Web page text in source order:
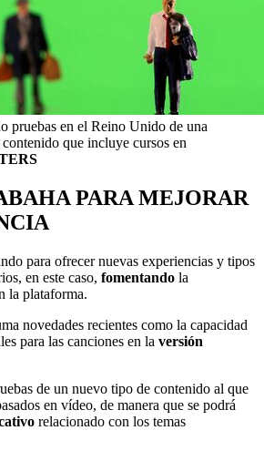
pruebas en el Reino Unido de una
que incluye cursos en
PARA MEJORAR
para ofrecer nuevas experiencias y tipos
en este caso, fomentando la
la plataforma.
novedades recientes como la capacidad
para las canciones en la versión
de un nuevo tipo de contenido al que
en vídeo, de manera que se podrá
relacionado con los temas